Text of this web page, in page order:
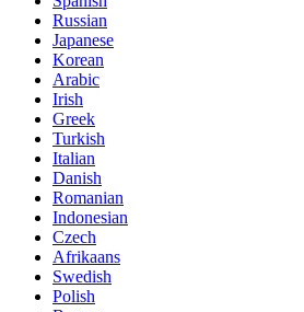
Russian
Japanese
Korean
Arabic
Irish
Greek
Turkish
Italian
Danish
Romanian
Indonesian
Czech
Afrikaans
Swedish
Polish